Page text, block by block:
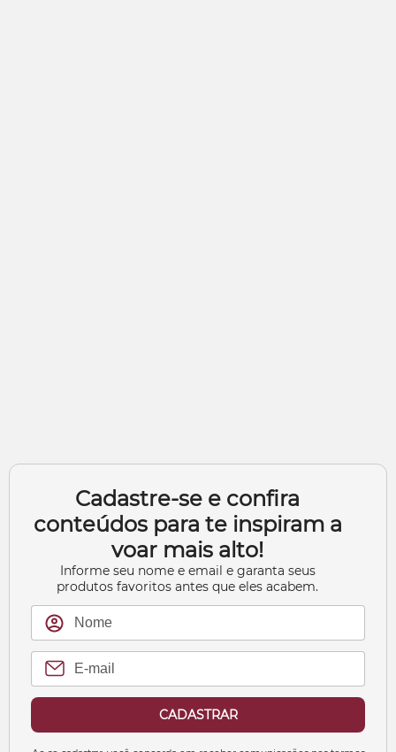
Cadastre-se e confira
conteúdos para te inspiram a
voar mais alto!
Informe seu nome e email e garanta seus
produtos favoritos antes que eles acabem.
CADASTRAR